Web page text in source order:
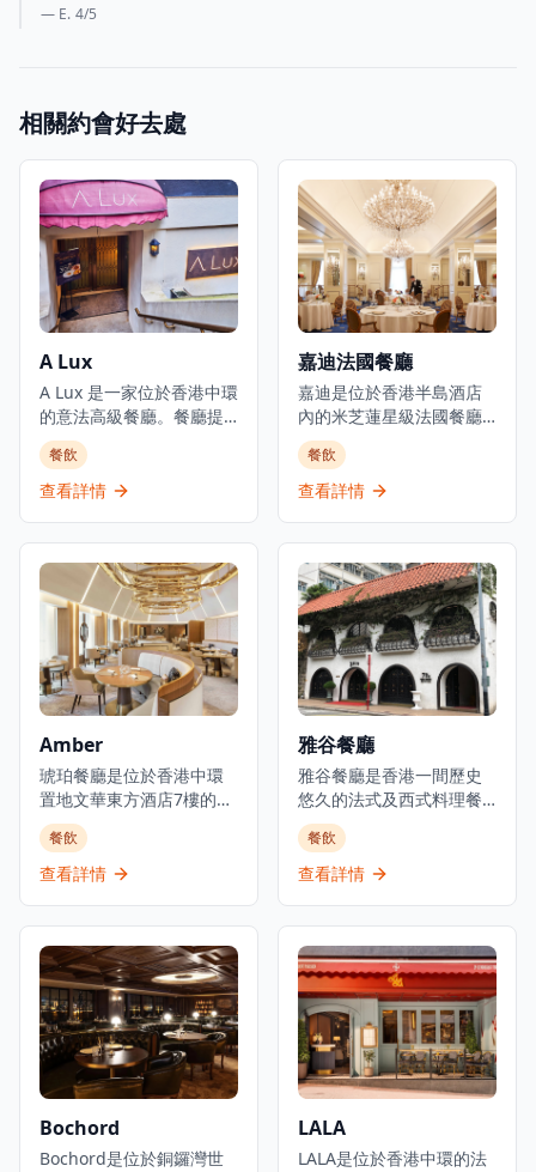
— E. 4/5
相關約會好去處
A Lux
A Lux 是一家位於香港中環
的意法高級餐廳。餐廳提
供主廚精選套餐,價格為港
幣1,888元,致力於傳承經典
意法料理傳統。餐廳位於
驗,供應歐洲料理包括意大
利、法國和比利時菜式。
餐廳接受信用卡付款,提供
預訂服務和餐桌服務,主要
供應晚餐。他們也提供外
送服務,包括番茄芝士火腿
等美食選擇。餐廳的裝潢
文藝復興風格與法國現代
設計元素，營造出無與倫
比的優雅氛圍。主廚精選
套餐經過精心設計，從前
菜到甜品，每一道都展現
了意法料理的精髓。餐廳
比利時巧克力等，確保每
一道菜都達到最高品質標
準。餐廳的葡萄酒選擇豐
富，由專業侍酒師為您推
薦最適合的配餐選擇。無
論是商務宴請、慶祝特殊
場合還是浪漫約會，A Lux
驗。
餐飲
查看詳情
嘉迪法國餐廳
嘉迪是位於香港半島酒店
內的米芝蓮星級法國餐廳,
代表著香港法式料理的巔
峰。餐廳成立於1953年,被
譽為「蘇伊士運河以東最
緻法式料理,在香港餐飲界
享有盛譽,在TripAdvisor上
獲得4.5分評價,在香港
13,622間餐廳中排名第224
位。餐廳位於著名半島酒
店一樓,提供優雅的高級用
餐體驗,並設有代客泊車服
餐飲
查看詳情
Amber
琥珀餐廳是位於香港中環
置地文華東方酒店7樓的著
名米芝蓮二星法式高級餐
廳。在主廚Richard
Ekkebus的指導下，餐廳
結合。琥珀餐廳獲得米芝
蓮星級認可及綠色米芝蓮
星，以其可持續發展理念
而聞名。餐廳提供多種品
嚐套餐，六道菜套餐由
2,058港元起,八道菜套餐為
2,888港元,並設有週末午餐
的法式料理方法而聞名,被
視為香港頂級高級餐飲目
餐飲
查看詳情
雅谷餐廳
雅谷餐廳是香港一間歷史
悠久的法式及西式料理餐
廳，由老闆楊永松及其員
工創立，是體驗經典歐式
美食的理想選擇。餐廳提
式料理，深受本地食客和
遊客喜愛。位於跑馬地，
雅谷餐廳在溫馨優雅的環
境中提供招牌菜式的用餐
體驗，適合情侶約會、商
務宴請或慶祝特殊場合。
餐廳的菜單融合了傳統法
選用優質食材，由經驗豐
富的廚師團隊精心烹製。
餐飲
查看詳情
Bochord
Bochord是位於銅鑼灣世
LALA
LALA是位於香港中環的法